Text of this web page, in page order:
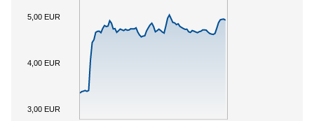
3,00 EUR
4,00 EUR
5,00 EUR